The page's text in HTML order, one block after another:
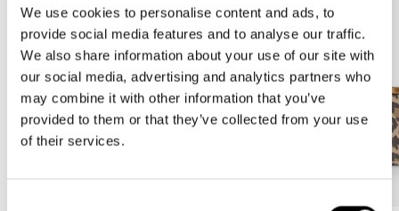
We use cookies to personalise content and ads, to
provide social media features and to analyse our traffic.
We also share information about your use of our site with
our social media, advertising and analytics partners who
may combine it with other information that you’ve
provided to them or that they’ve collected from your use
of their services.